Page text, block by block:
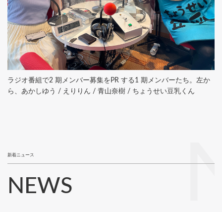
ラジオ番組で2 期メンバー募集をPR する1 期メンバーたち。左か
ら、あかしゆう / えりりん / 青山奈樹 / ちょうせい豆乳くん
新着ニュース
NEWS